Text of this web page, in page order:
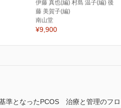
伊藤 真也(編) 村島 温子(編) 後
藤 美賀子(編)
南山堂
¥9,900
となったPCOS 治療と管理のフロ